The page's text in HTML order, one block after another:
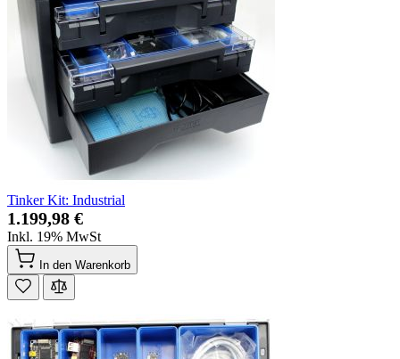
Tinker Kit: Industrial
1.199,98 €
Inkl. 19% MwSt
In den Warenkorb